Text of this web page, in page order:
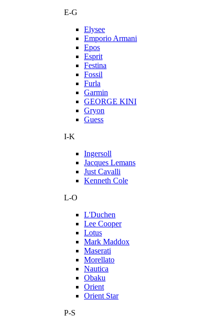
E-G
Elysee
Emporio Armani
Epos
Esprit
Festina
Fossil
Furla
Garmin
GEORGE KINI
Gryon
Guess
I-K
Ingersoll
Jacques Lemans
Just Cavalli
Kenneth Cole
L-O
L'Duchen
Lee Cooper
Lotus
Mark Maddox
Maserati
Morellato
Nautica
Obaku
Orient
Orient Star
P-S